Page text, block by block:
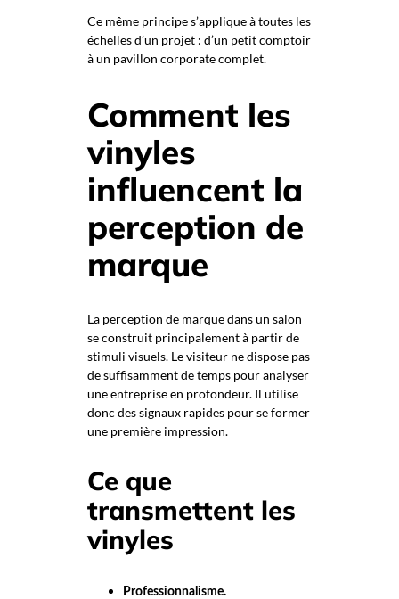
Ce même principe s’applique à toutes les
échelles d’un projet : d’un petit comptoir
à un pavillon corporate complet.
Comment les
vinyles
influencent la
perception de
marque
La perception de marque dans un salon
se construit principalement à partir de
stimuli visuels. Le visiteur ne dispose pas
de suffisamment de temps pour analyser
une entreprise en profondeur. Il utilise
donc des signaux rapides pour se former
une première impression.
Ce que
transmettent les
vinyles
Professionnalisme.